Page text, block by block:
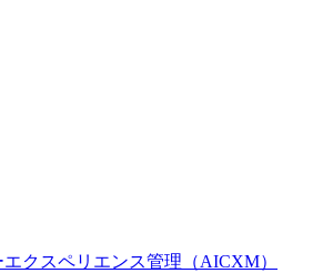
クスペリエンス管理（AICXM）